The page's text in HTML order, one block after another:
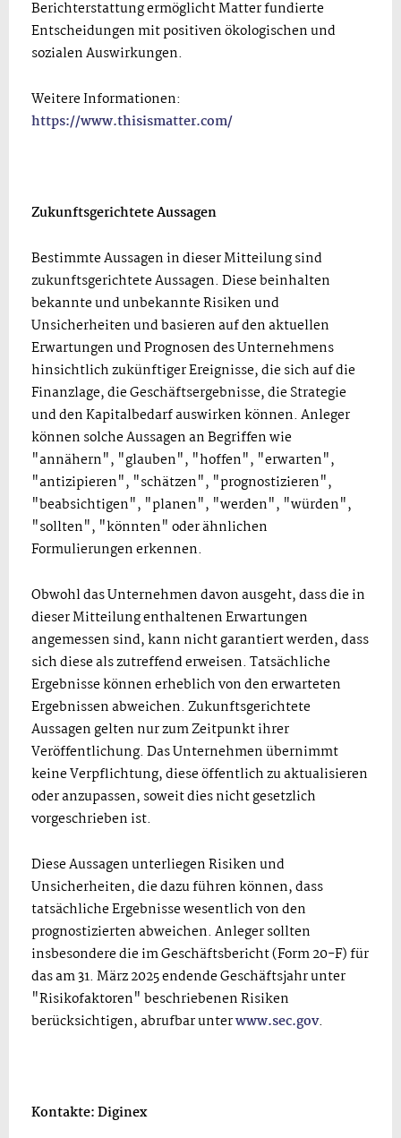
Berichterstattung ermöglicht Matter fundierte
Entscheidungen mit positiven ökologischen und
sozialen Auswirkungen.
Weitere Informationen:
https://www.thisismatter.com/
Zukunftsgerichtete Aussagen
Bestimmte Aussagen in dieser Mitteilung sind
zukunftsgerichtete Aussagen. Diese beinhalten
bekannte und unbekannte Risiken und
Unsicherheiten und basieren auf den aktuellen
Erwartungen und Prognosen des Unternehmens
hinsichtlich zukünftiger Ereignisse, die sich auf die
Finanzlage, die Geschäftsergebnisse, die Strategie
und den Kapitalbedarf auswirken können. Anleger
können solche Aussagen an Begriffen wie
"annähern", "glauben", "hoffen", "erwarten",
"antizipieren", "schätzen", "prognostizieren",
"beabsichtigen", "planen", "werden", "würden",
"sollten", "könnten" oder ähnlichen
Formulierungen erkennen.
Obwohl das Unternehmen davon ausgeht, dass die in
dieser Mitteilung enthaltenen Erwartungen
angemessen sind, kann nicht garantiert werden, dass
sich diese als zutreffend erweisen. Tatsächliche
Ergebnisse können erheblich von den erwarteten
Ergebnissen abweichen. Zukunftsgerichtete
Aussagen gelten nur zum Zeitpunkt ihrer
Veröffentlichung. Das Unternehmen übernimmt
keine Verpflichtung, diese öffentlich zu aktualisieren
oder anzupassen, soweit dies nicht gesetzlich
vorgeschrieben ist.
Diese Aussagen unterliegen Risiken und
Unsicherheiten, die dazu führen können, dass
tatsächliche Ergebnisse wesentlich von den
prognostizierten abweichen. Anleger sollten
insbesondere die im Geschäftsbericht (Form 20-F) für
das am 31. März 2025 endende Geschäftsjahr unter
"Risikofaktoren" beschriebenen Risiken
berücksichtigen, abrufbar unterwww.sec.gov.
Kontakte: Diginex